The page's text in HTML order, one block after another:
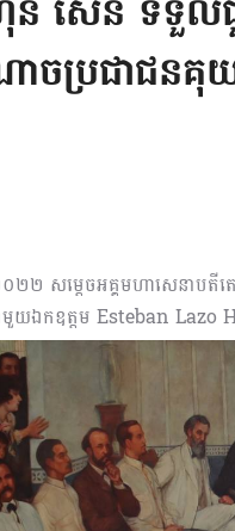
សែន ទទួលជួ
ចប្រជាជនគុ
២២ សម្ដេចអគ្គមហាសេនាបតី
ាមួយឯកឧត្តម Esteban